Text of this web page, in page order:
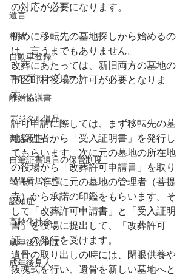
遺言
相続
自動車登録
エンディングノート
離婚協議書
デジタル遺品
民法改正
自筆証書遺言の保管制度
配偶者居住権
認知症
高齢化社会
成年後見制度
成年後見人
の対応が必要になります。
初めに移転先の墓地探しから始めるの
は、言うまでもありません。
改葬にあたっては、新旧両方の墓地の
市区町村役場の許可が必要となりま
す。
許可申請に際しては、まず移転先の墓
地管理者から「受入証明書」を発行し
てもらいます。次に元の墓地の所在地
の役場から「改葬許可申請書」を取り
寄せ、そこに元の墓地の管理者（菩提
寺）から承諾の印鑑をもらいます。そ
して「改葬許可申請書」と「受入証明
書」を役場に提出して、「改葬許可
証」の発行を受けます。
遺骨の取り出しの時には、閉眼供養や
抜魂式を行い、遺骨を新しい墓地へと